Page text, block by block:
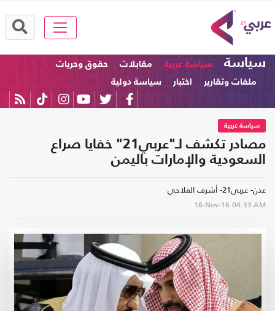
سياسة سياسة عربية مقابلات
حقوق وحريات
ملفات وتقارير
اختبار سياسة دولية
سياسة عربية
مصادر تكشف لـ"عربي21" خفايا صراع
السعودية والإمارات باليمن
عدن- عربي21- أشرف الفلاحي
18-Nov-16 04:33 AM